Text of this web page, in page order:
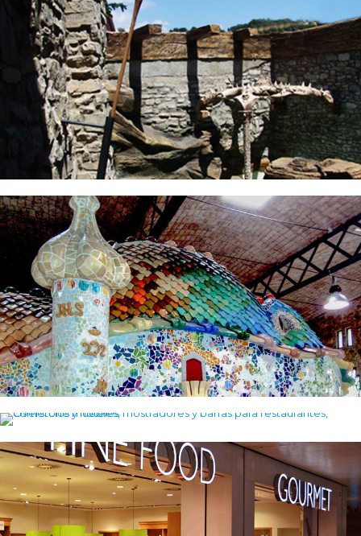
Tematización y decoración de piscinas y centros
spa
Tematización de la Casa Batllo para Telepizza
Muebles de diseño en resina
Godiva: Asientos de resina para campaña de
branding